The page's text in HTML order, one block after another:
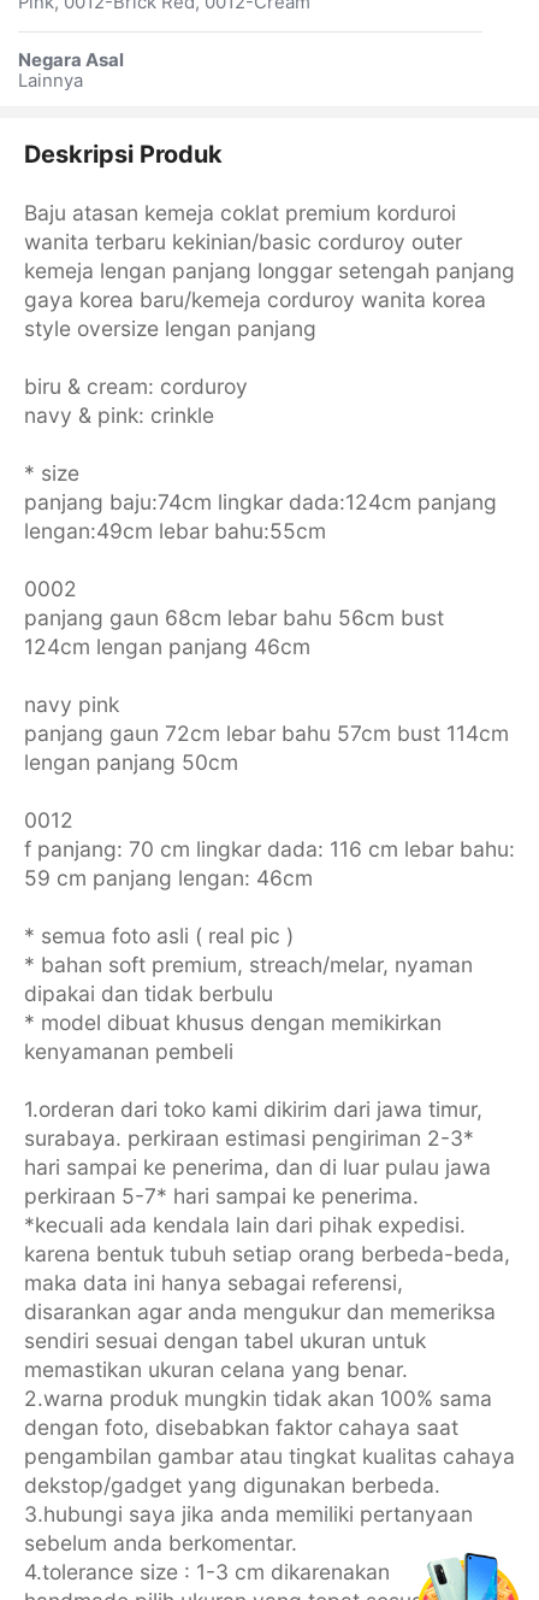
Negara Asal
Lainnya
Deskripsi Produk
Baju atasan kemeja coklat premium korduroi
wanita terbaru kekinian/basic corduroy outer
kemeja lengan panjang longgar setengah panjang
gaya korea baru/kemeja corduroy wanita korea
style oversize lengan panjang
biru & cream: corduroy
navy & pink: crinkle
* size
panjang baju:74cm lingkar dada:124cm panjang
lengan:49cm lebar bahu:55cm
0002
panjang gaun 68cm lebar bahu 56cm bust
124cm lengan panjang 46cm
navy pink
panjang gaun 72cm lebar bahu 57cm bust 114cm
lengan panjang 50cm
0012
f panjang: 70 cm lingkar dada: 116 cm lebar bahu:
59 cm panjang lengan: 46cm
* semua foto asli ( real pic )
* bahan soft premium, streach/melar, nyaman
dipakai dan tidak berbulu
* model dibuat khusus dengan memikirkan
kenyamanan pembeli
1.orderan dari toko kami dikirim dari jawa timur,
surabaya. perkiraan estimasi pengiriman 2-3*
hari sampai ke penerima, dan di luar pulau jawa
perkiraan 5-7* hari sampai ke penerima.
*kecuali ada kendala lain dari pihak expedisi.
karena bentuk tubuh setiap orang berbeda-beda,
maka data ini hanya sebagai referensi,
disarankan agar anda mengukur dan memeriksa
sendiri sesuai dengan tabel ukuran untuk
memastikan ukuran celana yang benar.
2.warna produk mungkin tidak akan 100% sama
dengan foto, disebabkan faktor cahaya saat
pengambilan gambar atau tingkat kualitas cahaya
dekstop/gadget yang digunakan berbeda.
3.hubungi saya jika anda memiliki pertanyaan
sebelum anda berkomentar.
4.tolerance size : 1-3 cm dikarenakan